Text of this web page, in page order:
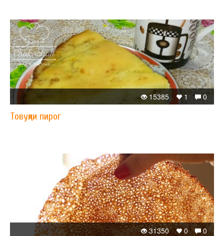
0
1
15385
Товуқли пирог
0
0
31350